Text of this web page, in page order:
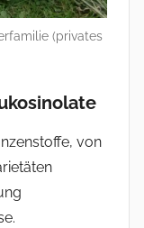
(privates
von